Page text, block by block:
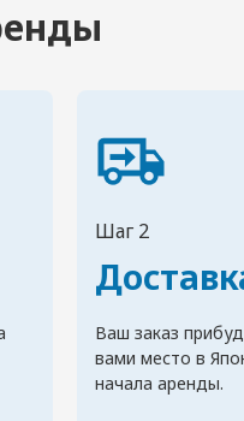
Шаг 2
Ваш заказ
вами место в
начала аренды.